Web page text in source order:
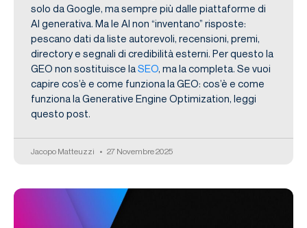
solo da Google, ma sempre più dalle piattaforme di
AI generativa. Ma le AI non “inventano” risposte:
pescano dati da liste autorevoli, recensioni, premi,
directory e segnali di credibilità esterni. Per questo la
GEO non sostituisce laSEO, ma la completa. Se vuoi
capire cos’è e come funziona la GEO: cos’è e come
funziona la Generative Engine Optimization, leggi
questo post.
Jacopo Matteuzzi 27 Novembre 2025